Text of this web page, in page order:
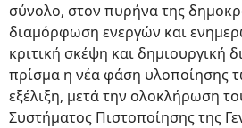
σύνολο, στον πυρήνα της
διαμόρφωση ενεργών και
κριτική σκέψη και δημιουργική
πρίσμα η νέα φάση υλοποίησης
εξέλιξη, μετά την ολοκλήρωση
Συστήματος Πιστοποίησης της